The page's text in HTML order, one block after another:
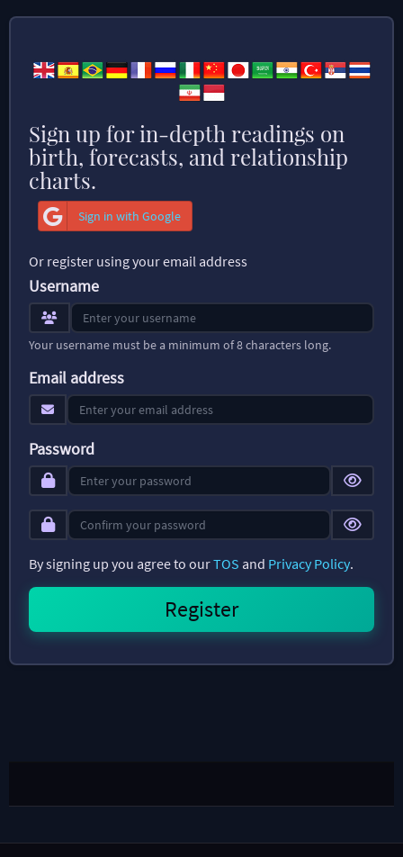
Sign up for in-depth readings on
birth, forecasts, and relationship
charts.
Sign in with Google
Or register using your email address
Username
Your username must be a minimum of 8 characters long.
Email address
Password
By signing up you agree to ourTOS and Privacy Policy.